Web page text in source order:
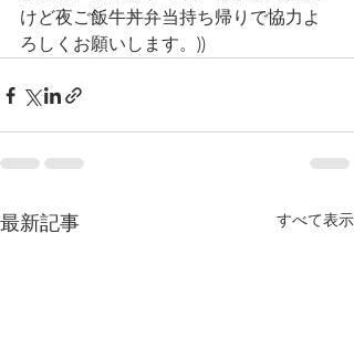
けど夜ご飯牛丼弁当持ち帰りで協力よ
ろしくお願いします。))
最新記事 すべて表示